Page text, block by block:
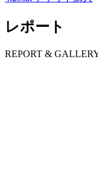
レポート
REPORT &